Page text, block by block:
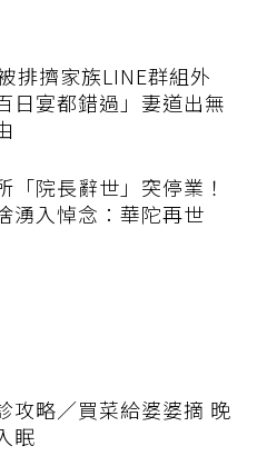
排擠家族LINE群組外
日宴都錯過」妻道出無
「院長辭世」突停業！
湧入悼念：華陀再世
攻略／買菜給婆婆摘 晚
眠